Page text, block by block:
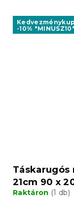
-10% "MINUSZ10"
Táskarugós
21cm 90 x
Raktáron (1 db)